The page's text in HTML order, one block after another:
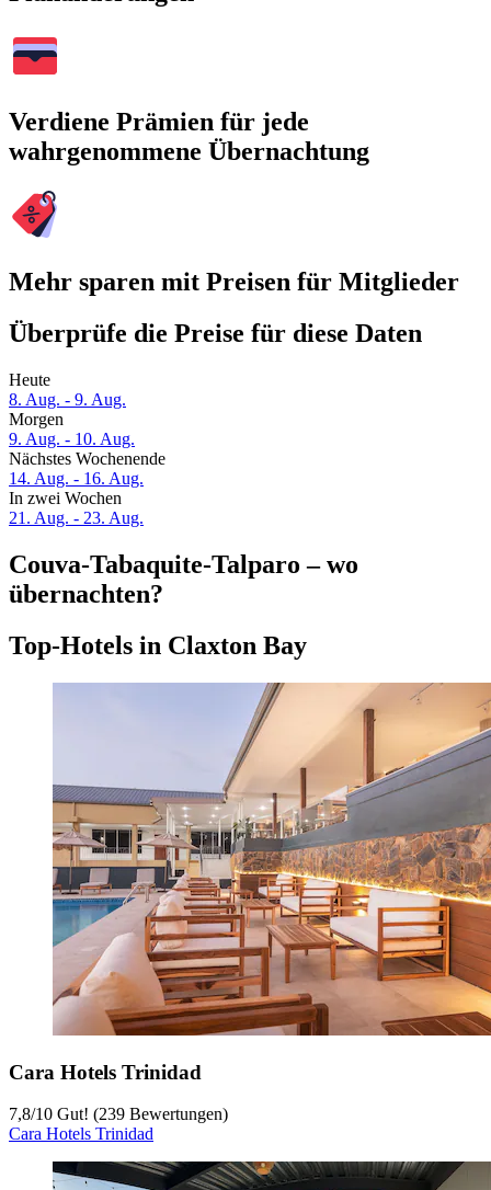
Verdiene Prämien für jede
wahrgenommene Übernachtung
Mehr sparen mit Preisen für Mitglieder
Überprüfe die Preise für diese Daten
Heute
8. Aug. - 9. Aug.
Morgen
9. Aug. - 10. Aug.
Nächstes Wochenende
14. Aug. - 16. Aug.
In zwei Wochen
21. Aug. - 23. Aug.
Couva-Tabaquite-Talparo – wo
übernachten?
Top-Hotels in Claxton Bay
Cara Hotels Trinidad
7,8/10 Gut! (239 Bewertungen)
Cara Hotels Trinidad